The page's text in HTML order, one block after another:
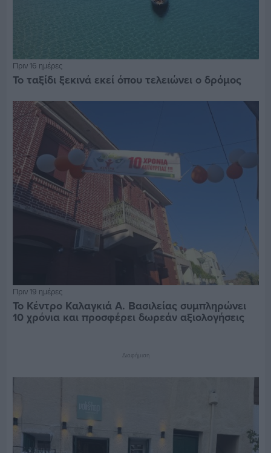
Πριν 16 ημέρες
Το ταξίδι ξεκινά εκεί όπου τελειώνει ο δρόμος
Πριν 19 ημέρες
Το Κέντρο Καλαγκιά Α. Βασιλείας συμπληρώνει
10 χρόνια και προσφέρει δωρεάν αξιολογήσεις
Διαφήμιση